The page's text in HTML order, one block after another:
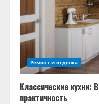
Ремонт и отделка
Классические кухни:
практичность